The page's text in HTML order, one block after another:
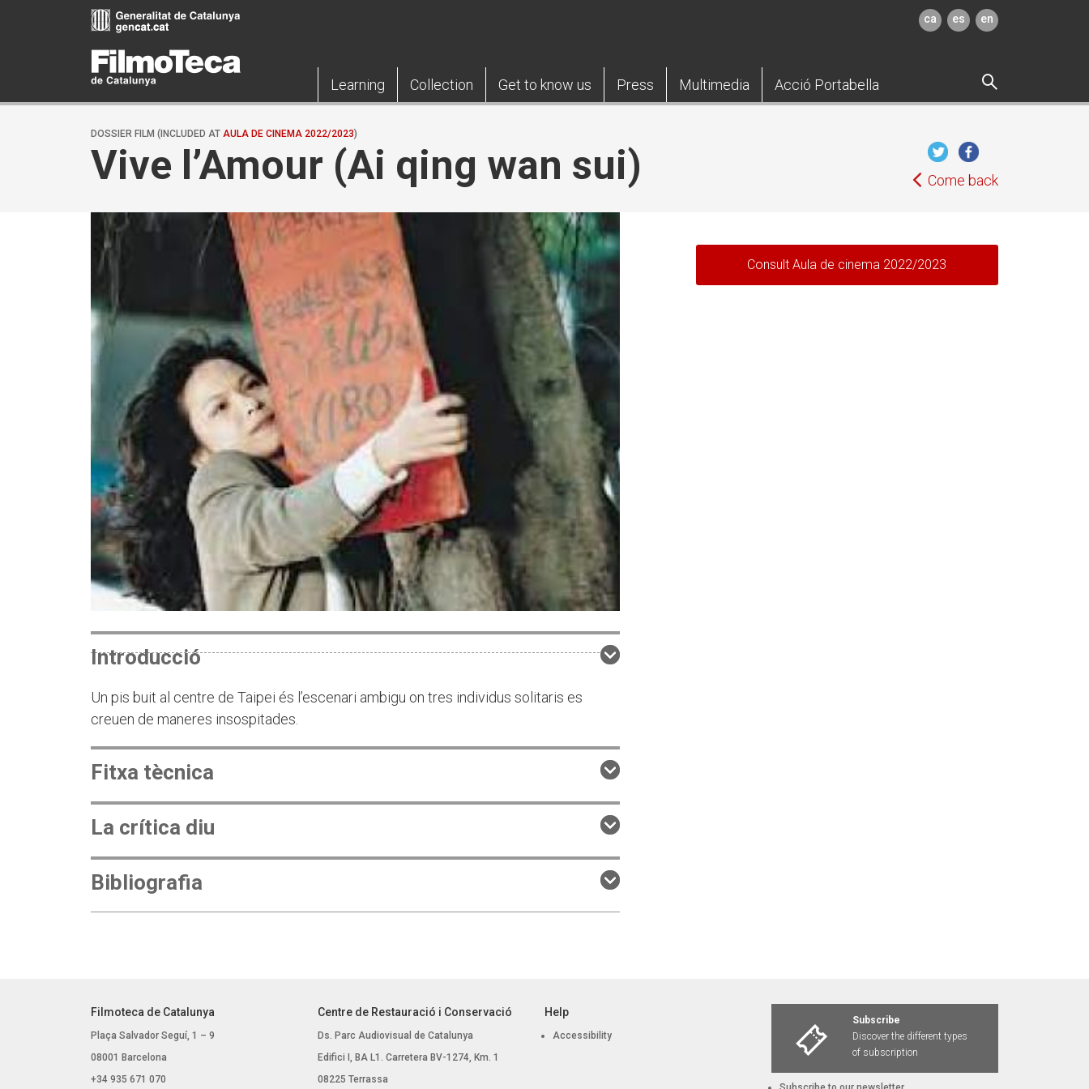
ca es en
Learning Collection Get to know us Press Multimedia Acció Portabella
DOSSIER FILM (INCLUDED AT AULA DE CINEMA 2022/2023)
Vive l’Amour (Ai qing wan sui) Come back
Introducció
Un pis buit al centre de Taipei és l’escenari ambigu on tres individus solitaris es
creuen de maneres insospitades.
Fitxa tècnica
La crítica diu
Bibliografia
Consult Aula de cinema 2022/2023
Filmoteca de Catalunya
Plaça Salvador Seguí, 1 – 9
08001 Barcelona
+34 935 671 070
Centre de Restauració i Conservació
Ds. Parc Audiovisual de Catalunya
Edifici I, BA L1. Carretera BV-1274, Km. 1
08225 Terrassa
Help
Accessibility
Subscribe
Discover the different types
of subscription